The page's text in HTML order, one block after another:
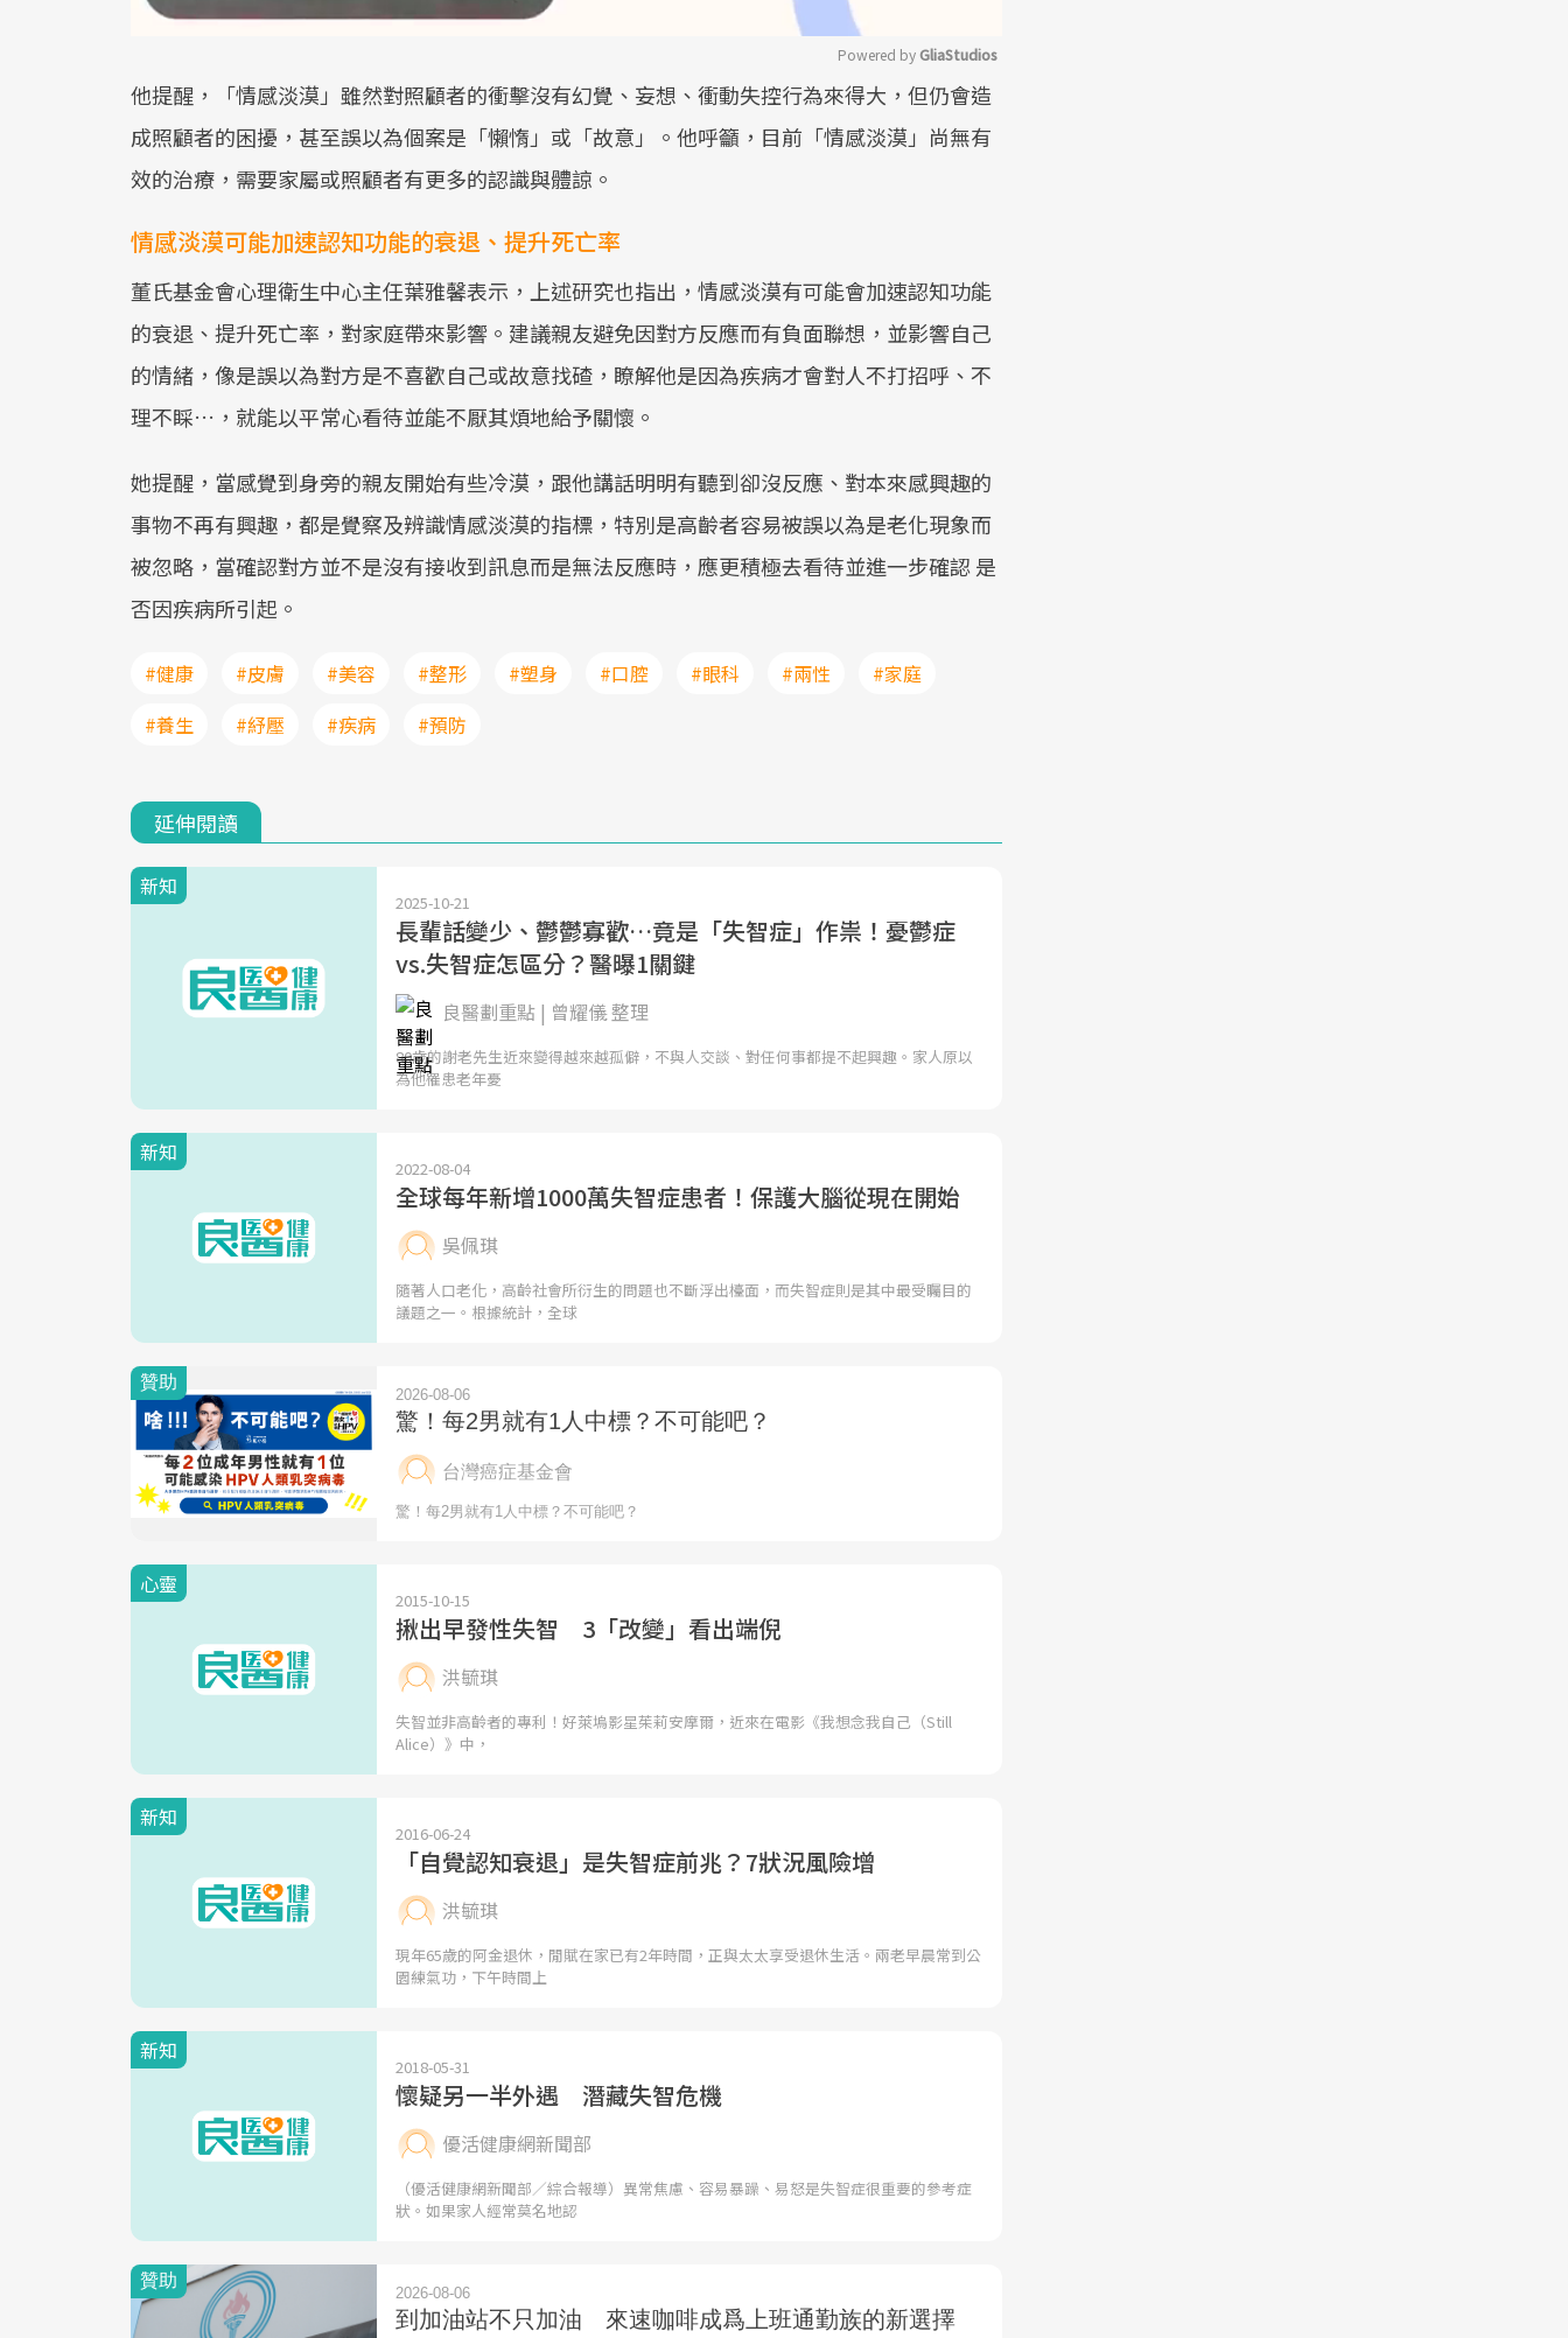
Mute
Powered by GliaStudios
他提醒，「情感淡漠」雖然對照顧者的衝擊沒有幻覺、妄想、衝動失控行為來得大，但仍會造
成照顧者的困擾，甚至誤以為個案是「懶惰」或「故意」。他呼籲，目前「情感淡漠」尚無有
效的治療，需要家屬或照顧者有更多的認識與體諒。
情感淡漠可能加速認知功能的衰退、提升死亡率
董氏基金會心理衛生中心主任葉雅馨表示，上述研究也指出，情感淡漠有可能會加速認知功能
的衰退、提升死亡率，對家庭帶來影響。建議親友避免因對方反應而有負面聯想，並影響自己
的情緒，像是誤以為對方是不喜歡自己或故意找碴，瞭解他是因為疾病才會對人不打招呼、不
理不睬…，就能以平常心看待並能不厭其煩地給予關懷。
她提醒，當感覺到身旁的親友開始有些冷漠，跟他講話明明有聽到卻沒反應、對本來感興趣的
事物不再有興趣，都是覺察及辨識情感淡漠的指標，特別是高齡者容易被誤以為是老化現象而
被忽略，當確認對方並不是沒有接收到訊息而是無法反應時，應更積極去看待並進一步確認 是
否因疾病所引起。
#健康 #皮膚 #美容 #整形 #塑身 #口腔 #眼科 #兩性
#家庭
#養生
#紓壓 #疾病 #預防
延伸閱讀
新知
2025-10-21
長輩話變少、鬱鬱寡歡…竟是「失智症」作祟！憂鬱症
vs.失智症怎區分？醫曝1關鍵
良醫劃重點 | 曾耀儀 整理
80歲的謝老先生近來變得越來越孤僻，不與人交談、對任何事都提不起興趣。家人原以
為他罹患老年憂
新知
2022-08-04
全球每年新增1000萬失智症患者！保護大腦從現在開始
吳佩琪
隨著人口老化，高齡社會所衍生的問題也不斷浮出檯面，而失智症則是其中最受矚目的
議題之一。根據統計，全球
心靈
2015-10-15
揪出早發性失智 3「改變」看出端倪
洪毓琪
失智並非高齡者的專利！好萊塢影星茱莉安摩爾，近來在電影《我想念我自己（Still
Alice）》中，
新知
2016-06-24
「自覺認知衰退」是失智症前兆？7狀況風險增
洪毓琪
現年65歲的阿金退休，閒賦在家已有2年時間，正與太太享受退休生活。兩老早晨常到公
園練氣功，下午時間上
新知
2018-05-31
懷疑另一半外遇 潛藏失智危機
優活健康網新聞部
（優活健康網新聞部／綜合報導）異常焦慮、容易暴躁、易怒是失智症很重要的參考症
狀。如果家人經常莫名地認